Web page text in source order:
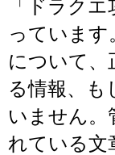
「ドラク
っていま
について、
る情報、も
いません。
れている文